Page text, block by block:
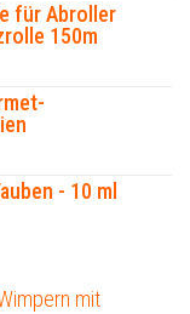
für Abroller
150m
- 10 ml
mit